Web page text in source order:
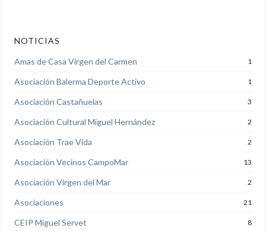
NOTICIAS
Amas de Casa Virgen del Carmen 1
Asociación Balerma Deporte Activo 1
Asociación Castañuelas 3
Asociación Cultural Miguel Hernández 2
Asociación Trae Vida 2
Asociación Vecinos CampoMar 13
Asociación Virgen del Mar 2
Asociaciones 21
CEIP Miguel Servet 8